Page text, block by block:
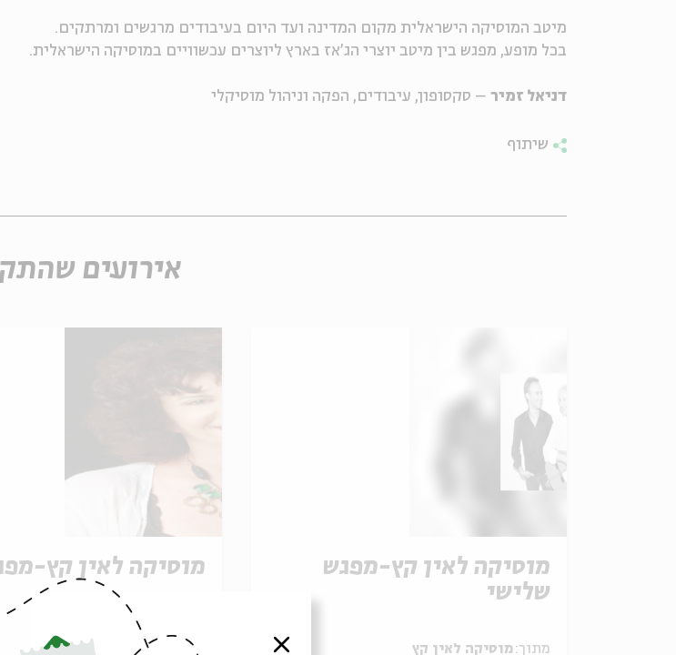
מיטב המוסיקה הישראלית מקום המדינה ועד היום בעיבודים מרגשים ומרתקים.
בכל מופע, מפגש בין מיטב יוצרי הג'אז בארץ ליוצרים עכשוויים במוסיקה הישראלית.
דניאל זמיר – סקסופון, עיבודים, הפקה וניהול מוסיקלי
שיתוף
אירועים
מוסיקה לאין קץ-מפגש
שלישי
מתוך: מוסיקה לאין קץ
מוסיקה לאין קץ-
מתוך: מוסיקה לאין קץ סגור